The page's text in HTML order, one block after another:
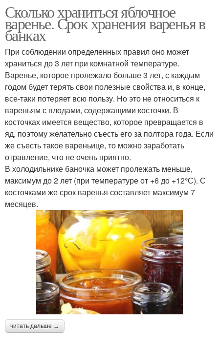
холодильнике
Посуды для варенья
Варение во время Смородиновое варение
Варение на зиму Варения из малины
Черничное варение Варение из черники
Варения на зиму Клубничное варение
Варение с шоколадом Варение из малины
Сколько храниться яблочное
варенье. Срок хранения варенья в
банках
При соблюдении определенных правил оно может
храниться до 3 лет при комнатной температуре.
Варенье, которое пролежало больше 3 лет, с каждым
годом будет терять свои полезные свойства и, в конце,
все-таки потеряет всю пользу. Но это не относиться к
вареньям с плодами, содержащими косточки. В
косточках имеется вещество, которое превращается в
яд, поэтому желательно съесть его за полтора года. Если
же съесть такое вареньице, то можно заработать
отравление, что не очень приятно.
В холодильнике баночка может пролежать меньше,
максимум до 2 лет (при температуре от +6 до +12°С). С
косточками же срок варенья составляет максимум 7
месяцев.
читать дальше →